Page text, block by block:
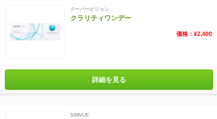
クーパービジョン
クラリティワンデー
価格：¥2,400
詳細を見る
SIMVUE